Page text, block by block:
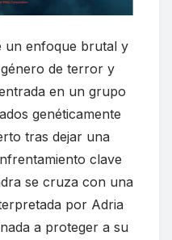
un enfoque brutal y
de terror y
en un grupo
genéticamente
tras dejar una
clave
se cruza con una
por Adria
a proteger a su